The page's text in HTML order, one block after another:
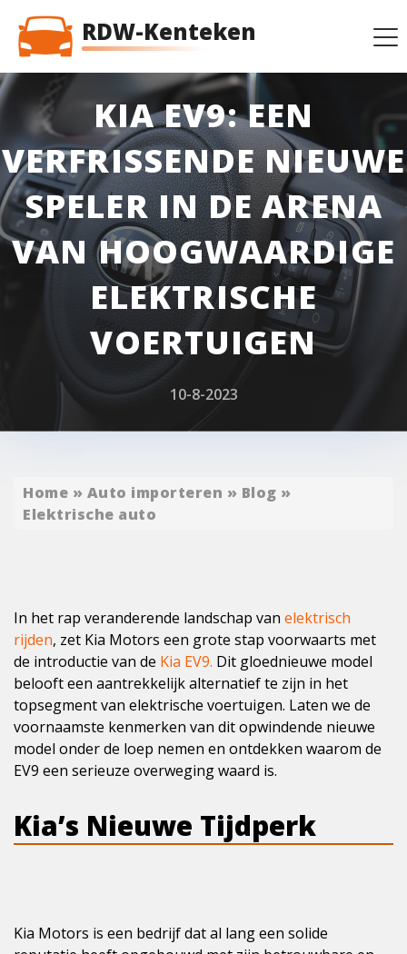
RDW-Kenteken
KIA EV9: EEN
VERFRISSENDE NIEUWE
SPELER IN DE ARENA
VAN HOOGWAARDIGE
ELEKTRISCHE
VOERTUIGEN
10-8-2023
Home » Auto importeren » Blog »
Elektrische auto
In het rap veranderende landschap van elektrisch
rijden, zet Kia Motors een grote stap voorwaarts met
de introductie van de Kia EV9. Dit gloednieuwe model
belooft een aantrekkelijk alternatief te zijn in het
topsegment van elektrische voertuigen. Laten we de
voornaamste kenmerken van dit opwindende nieuwe
model onder de loep nemen en ontdekken waarom de
EV9 een serieuze overweging waard is.
Kia’s Nieuwe Tijdperk
Kia Motors is een bedrijf dat al lang een solide